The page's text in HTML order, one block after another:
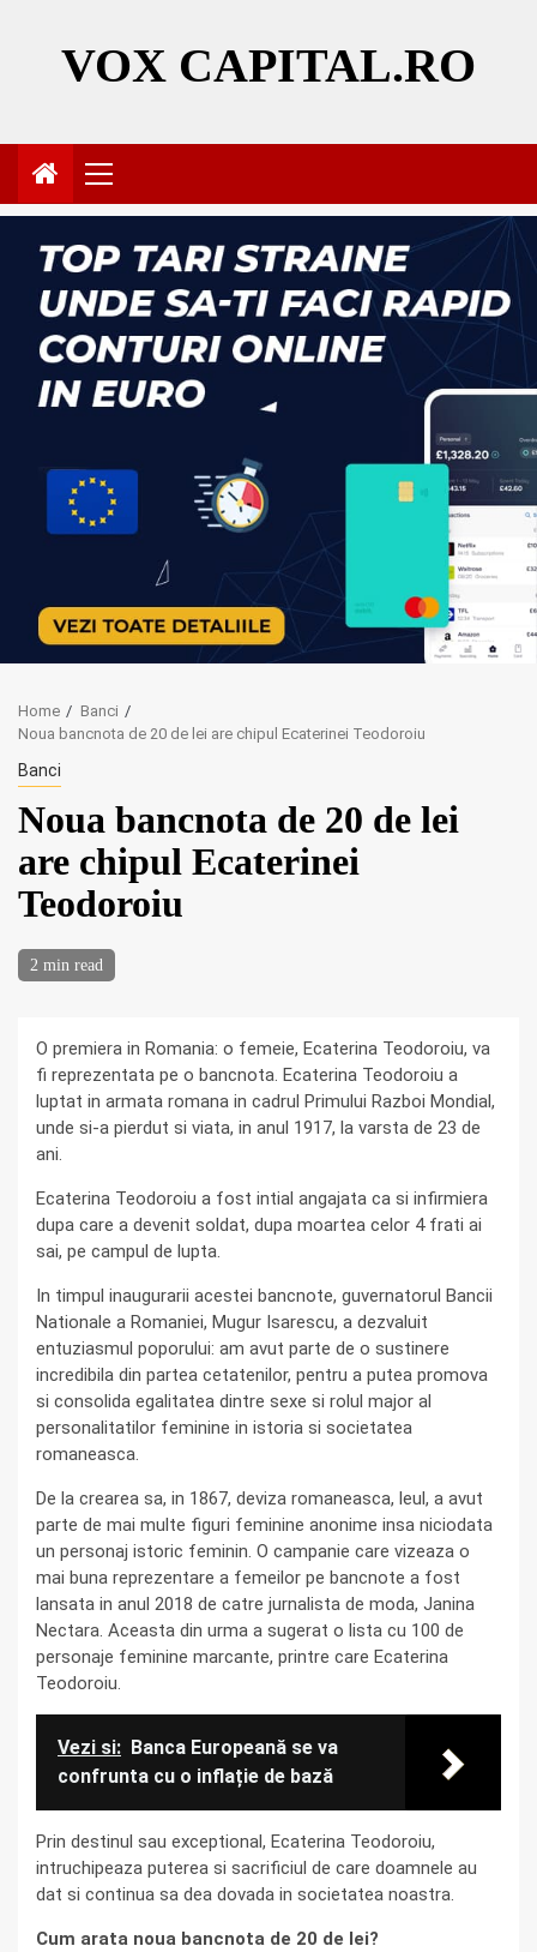
VOX CAPITAL.RO
Primary
Menu
Home
Banci
Noua bancnota de 20 de lei are chipul Ecaterinei Teodoroiu
Banci
Noua bancnota de 20 de lei
are chipul Ecaterinei
Teodoroiu
2 min read
O premiera in Romania: o femeie, Ecaterina Teodoroiu, va
fi reprezentata pe o bancnota. Ecaterina Teodoroiu a
luptat in armata romana in cadrul Primului Razboi Mondial,
unde si-a pierdut si viata, in anul 1917, la varsta de 23 de
ani.
Ecaterina Teodoroiu a fost intial angajata ca si infirmiera
dupa care a devenit soldat, dupa moartea celor 4 frati ai
sai, pe campul de lupta.
In timpul inaugurarii acestei bancnote, guvernatorul Bancii
Nationale a Romaniei, Mugur Isarescu, a dezvaluit
entuziasmul poporului: am avut parte de o sustinere
incredibila din partea cetatenilor, pentru a putea promova
si consolida egalitatea dintre sexe si rolul major al
personalitatilor feminine in istoria si societatea
romaneasca.
De la crearea sa, in 1867, deviza romaneasca, leul, a avut
parte de mai multe figuri feminine anonime insa niciodata
un personaj istoric feminin. O campanie care vizeaza o
mai buna reprezentare a femeilor pe bancnote a fost
lansata in anul 2018 de catre jurnalista de moda, Janina
Nectara. Aceasta din urma a sugerat o lista cu 100 de
personaje feminine marcante, printre care Ecaterina
Teodoroiu.
Vezi si: Banca Europeană se va
confrunta cu o inflație de bază
Prin destinul sau exceptional, Ecaterina Teodoroiu,
intruchipeaza puterea si sacrificiul de care doamnele au
dat si continua sa dea dovada in societatea noastra.
Cum arata noua bancnota de 20 de lei?